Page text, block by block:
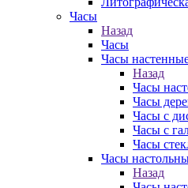
Часы
Назад
Часы
Часы
Назад
Часы
Часы
Часы с
Часы с
Часы
Часы
Назад